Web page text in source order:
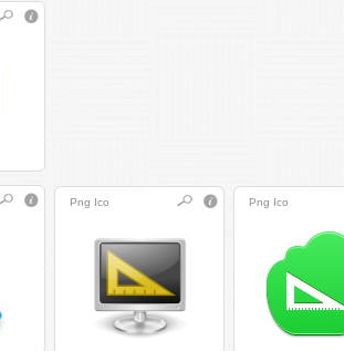
Png Ico Png Ico